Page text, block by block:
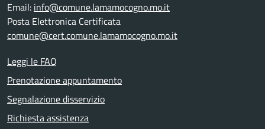
Email: info@comune.lamamocogno.mo.it
Posta Elettronica Certificata
comune@cert.comune.lamamocogno.mo.it
Leggi le FAQ
Prenotazione appuntamento
Segnalazione disservizio
Richiesta assistenza